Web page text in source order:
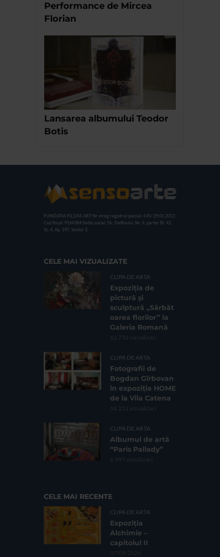
Performance de Mircea
Florian
Lansarea albumului Teodor
Botis
FUNDATIA FILDAS ART Nr inreg registrul special: 4 PJ/ 29.01.2013
Cod fiscal: 9164384 Sediu social: Str. Delfinului, Nr. 6, parter Bl. 42,
Sc. 4, Ap. 197, Sector 2
CELE MAI VIZUALIZATE
CLIPA DE ARTA
Expoziția de
pictură și
sculptură „Sărbăt
oarea florilor” la
Galeria Romană
62.732 vizualizari
CLIPA DE ARTA
Fotografii de
Bogdan Gîrbovan
în expoziția HOME
de la Vila Catena
16.212 vizualizari
CLIPA DE ARTA
Albumul de artă
“Paris Pallady”
6.597 vizualizari
CELE MAI RECENTE
CLIPA DE ARTA
Expoziția
Alchimie –
capitolul II
07/08/2026